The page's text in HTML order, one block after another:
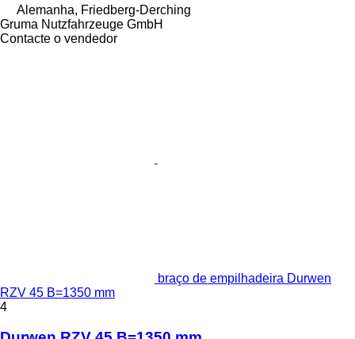
Alemanha, Friedberg-Derching
Gruma Nutzfahrzeuge GmbH
Contacte o vendedor
braço de empilhadeira Durwen
RZV 45 B=1350 mm
4